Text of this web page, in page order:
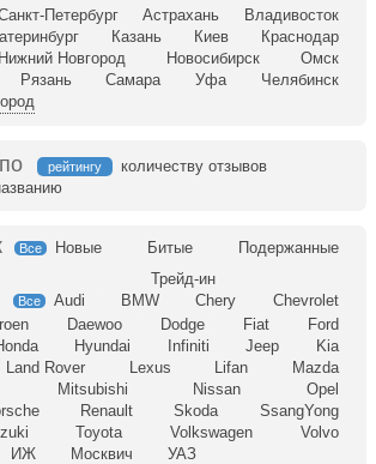
Петербург Астрахань
Владивосток
Казань Киев
Краснодар
Нижний Новгород Новосибирск
Омск
Рязань Самара Уфа
Челябинск
рейтингу
количеству отзывов
Все Новые Битые
Подержанные
Трейд-ин
Все Audi BMW Chery
Chevrolet
Daewoo Dodge Fiat
Ford
Hyundai Infiniti Jeep
Kia
Land Rover Lexus Lifan
Mazda
Mitsubishi Nissan
Opel
Renault Skoda
SsangYong
Toyota Volkswagen
Volvo
ИЖ Москвич УАЗ